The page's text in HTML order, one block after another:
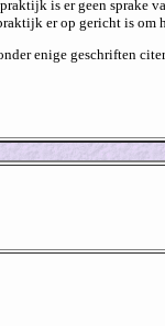
is er geen sprake
er op gericht is
enige geschriften